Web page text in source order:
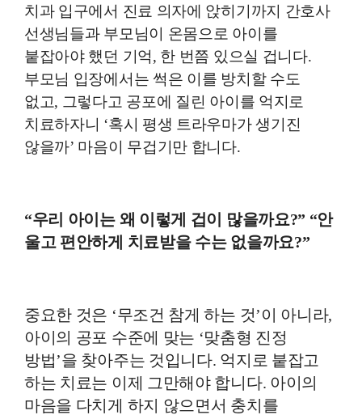
치과 입구에서 진료 의자에 앉히기까지 간호사
선생님들과 부모님이 온몸으로 아이를
붙잡아야 했던 기억, 한 번쯤 있으실 겁니다.
부모님 입장에서는 썩은 이를 방치할 수도
없고, 그렇다고 공포에 질린 아이를 억지로
치료하자니 ‘혹시 평생 트라우마가 생기진
않을까’ 마음이 무겁기만 합니다.
“우리 아이는 왜 이렇게 겁이 많을까요?” “안
울고 편안하게 치료받을 수는 없을까요?”
중요한 것은 ‘무조건 참게 하는 것’이 아니라,
아이의 공포 수준에 맞는 ‘맞춤형 진정
방법’을 찾아주는 것입니다. 억지로 붙잡고
하는 치료는 이제 그만해야 합니다. 아이의
마음을 다치게 하지 않으면서 충치를